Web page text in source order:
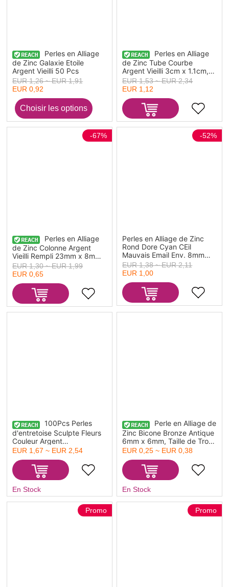
Perles en Alliage
de Zinc Galaxie Etoile
Argent Vieilli 50 Pcs
EUR 1,26 ~ EUR 1,91
EUR 0,92
Perles en Alliage
de Zinc Tube Courbe
Argent Vieilli 3cm x 1.1cm,
Trou: env. 6.5mm, 10 Pcs
EUR 1,53 ~ EUR 2,34
EUR 1,12
Perles en Alliage
de Zinc Colonne Argent
Vieilli Rempli 23mm x 8mm,
Trou: env. 2.5mm, 5 Pcs
-67%
EUR 1,30 ~ EUR 1,99
EUR 0,65
Perles en Alliage de Zinc
Rond Dore Cyan CEil
Mauvais Email Env. 8mm
Dia, Trou: env. 1.3mm, 10
Pcs
-52%
EUR 1,38 ~ EUR 2,11
EUR 1,00
100Pcs Perles
d'entretoise Sculpte Fleurs
Couleur Argent
Vieilli,7x7mm
EUR 1,67 ~ EUR 2,54
En Stock
Perle en Alliage de
Zinc Bicone Bronze Antique
6mm x 6mm, Taille de Trou:
1.6mm, 20 PCs
EUR 0,25 ~ EUR 0,38
En Stock
Promo Promo